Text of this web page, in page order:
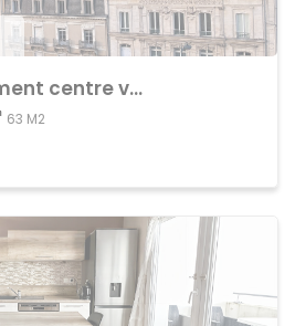
Achat Appartement centre ville
63 M2